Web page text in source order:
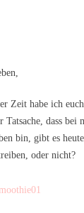
Zeit habe ich euch
Tatsache, dass bei
bin, gibt es
oder nicht?